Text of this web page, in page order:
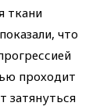
ткани
что
проходит
затянуться